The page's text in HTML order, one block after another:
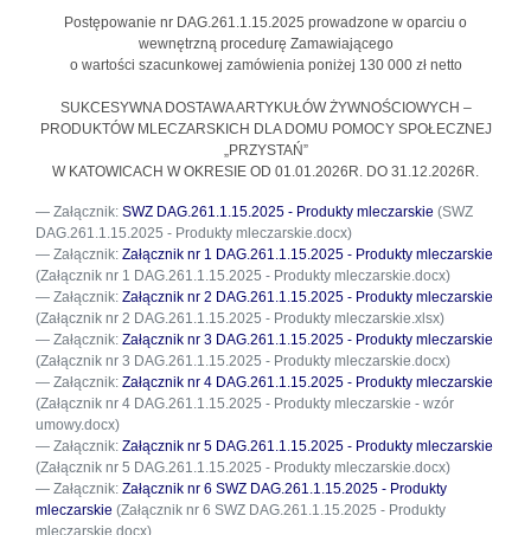
Postępowanie nr DAG.261.1.15.2025 prowadzone w oparciu o
wewnętrzną procedurę Zamawiającego
o wartości szacunkowej zamówienia poniżej 130 000 zł netto
SUKCESYWNA DOSTAWA ARTYKUŁÓW ŻYWNOŚCIOWYCH –
PRODUKTÓW MLECZARSKICH DLA DOMU POMOCY SPOŁECZNEJ
„PRZYSTAŃ”
W KATOWICACH W OKRESIE OD 01.01.2026R. DO 31.12.2026R.
Załącznik: SWZ DAG.261.1.15.2025 - Produkty mleczarskie (SWZ
DAG.261.1.15.2025 - Produkty mleczarskie.docx)
Załącznik: Załącznik nr 1 DAG.261.1.15.2025 - Produkty mleczarskie
(Załącznik nr 1 DAG.261.1.15.2025 - Produkty mleczarskie.docx)
Załącznik: Załącznik nr 2 DAG.261.1.15.2025 - Produkty mleczarskie
(Załącznik nr 2 DAG.261.1.15.2025 - Produkty mleczarskie.xlsx)
Załącznik: Załącznik nr 3 DAG.261.1.15.2025 - Produkty mleczarskie
(Załącznik nr 3 DAG.261.1.15.2025 - Produkty mleczarskie.docx)
Załącznik: Załącznik nr 4 DAG.261.1.15.2025 - Produkty mleczarskie
(Załącznik nr 4 DAG.261.1.15.2025 - Produkty mleczarskie - wzór
umowy.docx)
Załącznik: Załącznik nr 5 DAG.261.1.15.2025 - Produkty mleczarskie
(Załącznik nr 5 DAG.261.1.15.2025 - Produkty mleczarskie.docx)
Załącznik: Załącznik nr 6 SWZ DAG.261.1.15.2025 - Produkty
mleczarskie (Załącznik nr 6 SWZ DAG.261.1.15.2025 - Produkty
mleczarskie.docx)